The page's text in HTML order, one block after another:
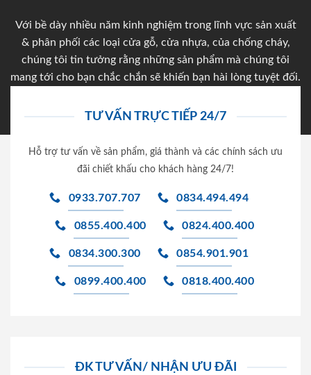
Với bề dày nhiều năm kinh nghiệm trong lĩnh vực sản xuất
& phân phối các loại cửa gỗ, cửa nhựa, của chống cháy,
chúng tôi tin tưởng rằng những sản phẩm mà chúng tôi
mang tới cho bạn chắc chắn sẽ khiến bạn hài lòng tuyệt đối.
TƯ VẤN TRỰC TIẾP 24/7
Hỗ trợ tư vấn về sản phẩm, giá thành và các chính sách ưu
đãi chiết khấu cho khách hàng 24/7!
0933.707.707 0834.494.494
0855.400.400 0824.400.400
0834.300.300 0854.901.901
0899.400.400 0818.400.400
ĐK TƯ VẤN/ NHẬN ƯU ĐÃI